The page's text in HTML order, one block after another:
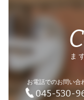
ま
お電話でのお問い合
045-530-